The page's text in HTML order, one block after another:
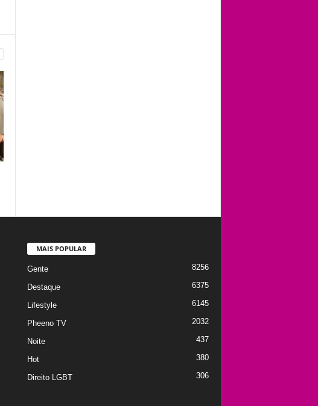
MAIS POPULAR
Gente 8256
Destaque 6375
Lifestyle 6145
Pheeno TV 2032
Noite 437
Hot 380
Direito LGBT 306